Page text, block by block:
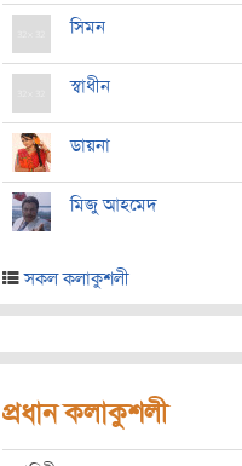
সিমন
স্বাধীন
ডায়না
মিজু আহমেদ
সকল কলাকুশলী
প্রধান কলাকুশলী